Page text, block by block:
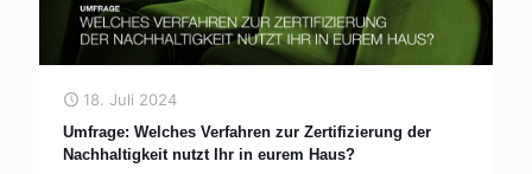
18. Juli 2024
Umfrage: Welches Verfahren zur Zertifizierung der
Nachhaltigkeit nutzt Ihr in eurem Haus?